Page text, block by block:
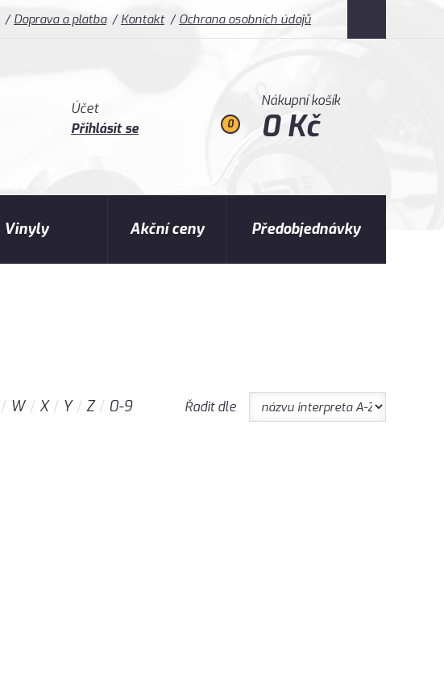
Doprava a platba Kontakt Ochrana osobních údajů
Účet
Přihlásit se
0
Nákupní košík
0 Kč
Vinyly Akční ceny Předobjednávky
W X Y Z 0-9 Řadit dle